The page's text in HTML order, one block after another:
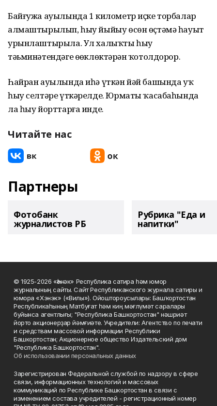
Байғужа ауылында 1 километр иҫке торбалар
алмаштырылып, һыу йыйыу өсөн өҫтәмә һауыт
урынлаштырыла. Ул халыҡты һыу
тәьминәтендәге өҙөклөктәрҙән ҡотолдорор.
Һайран ауылында иһә үткән йәй башында уҡ
һыу селтәре үткәрелде. Юрматы ҡасабаһында
ла һыу йорттарға инде.
Читайте нас
Партнеры
Фотобанк
журналистов РБ
Рубрика "Еда и
напитки"
© 1925-2026 «Һәнәк» Республика сатира һәм юмор
журналының сайты. Сайт Республиканского журнала сатиры и
юмора «Хэнэк» («Вилы»). Ойоштороусылары: Башҡортостан
Республикаһының Матбуғат һәм киң мәғлүмәт саралары
буйынса агентлығы; "Республика Башкортостан" нәшриәт
йорто акционерҙар йәмғиәте. Учредители: Агентство по печати
и средствам массовой информации Республики
Башкортостан; Акционерное общество Издательский дом
"Республика Башкортостан".
Об использовании персональных данных
Зарегистрирован Федеральной службой по надзору в сфере
связи, информационных технологий и массовых
коммуникаций по Республике Башкортостан в связи с
изменением состава учредителей - регистрационный номер